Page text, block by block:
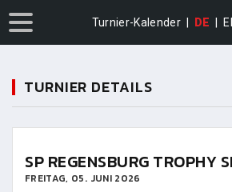
Turnier-Kalender DE
TURNIER DETAILS
SP REGENSBURG TROPHY
FREITAG, 05. JUNI 2026